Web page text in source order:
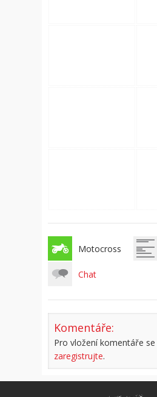
Motocross
Chat
Komentáře:
Pro vložení komentáře se
zaregistrujte.